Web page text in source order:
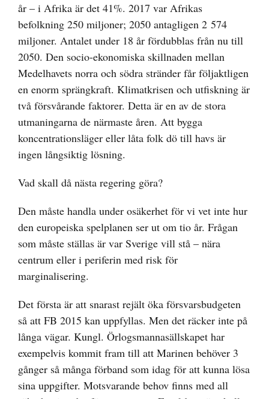
år – i Afrika är det 41%. 2017 var Afrikas
befolkning 250 miljoner; 2050 antagligen 2 574
miljoner. Antalet under 18 år fördubblas från nu till
2050. Den socio-ekonomiska skillnaden mellan
Medelhavets norra och södra stränder får följaktligen
en enorm sprängkraft. Klimatkrisen och utfiskning är
två försvårande faktorer. Detta är en av de stora
utmaningarna de närmaste åren. Att bygga
koncentrationsläger eller låta folk dö till havs är
ingen långsiktig lösning.
Vad skall då nästa regering göra?
Den måste handla under osäkerhet för vi vet inte hur
den europeiska spelplanen ser ut om tio år. Frågan
som måste ställas är var Sverige vill stå – nära
centrum eller i periferin med risk för
marginalisering.
Det första är att snarast rejält öka försvarsbudgeten
så att FB 2015 kan uppfyllas. Men det räcker inte på
långa vägar. Kungl. Örlogsmannasällskapet har
exempelvis kommit fram till att Marinen behöver 3
gånger så många förband som idag för att kunna lösa
sina uppgifter. Motsvarande behov finns med all